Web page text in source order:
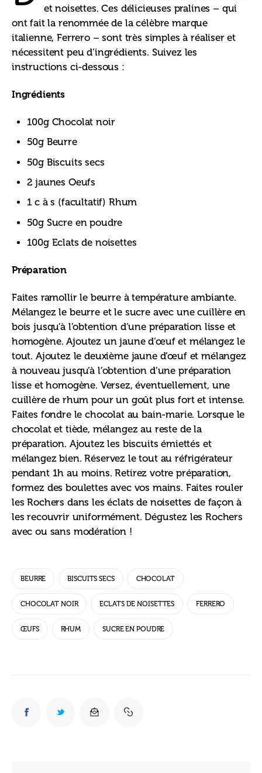
et noisettes. Ces délicieuses pralines – qui
ont fait la renommée de la célèbre marque
italienne, Ferrero – sont très simples à réaliser et
nécessitent peu d’ingrédients. Suivez les
instructions ci-dessous :
Ingrédients
100g Chocolat noir
50g Beurre
50g Biscuits secs
2 jaunes Oeufs
1 c à s (facultatif) Rhum
50g Sucre en poudre
100g Eclats de noisettes
Préparation
Faites ramollir le beurre à température ambiante.
Mélangez le beurre et le sucre avec une cuillère en
bois jusqu’à l’obtention d’une préparation lisse et
homogène. Ajoutez un jaune d’œuf et mélangez le
tout. Ajoutez le deuxième jaune d’œuf et mélangez
à nouveau jusqu’à l’obtention d’une préparation
lisse et homogène. Versez, éventuellement, une
cuillère de rhum pour un goût plus fort et intense.
Faites fondre le chocolat au bain-marie. Lorsque le
chocolat et tiède, mélangez au reste de la
préparation. Ajoutez les biscuits émiettés et
mélangez bien. Réservez le tout au réfrigérateur
pendant 1h au moins. Retirez votre préparation,
formez des boulettes avec vos mains. Faites rouler
les Rochers dans les éclats de noisettes de façon à
les recouvrir uniformément. Dégustez les Rochers
avec ou sans modération !
BEURRE BISCUITS SECS CHOCOLAT
CHOCOLAT NOIR ECLATS DE NOISETTES FERRERO
ŒUFS RHUM SUCRE EN POUDRE